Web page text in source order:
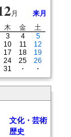
月
来月
木 金
土
3 4
5
10 11
12
17 18
19
24 25
26
31 ・ ・
文化・芸術
歴史